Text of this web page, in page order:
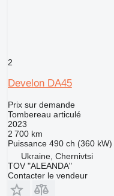
2
Develon DA45
Prix sur demande
Tombereau articulé
2023
2 700 km
Puissance 490 ch (360 kW)
Ukraine, Chernivtsi
TOV "ALEANDA"
Contacter le vendeur